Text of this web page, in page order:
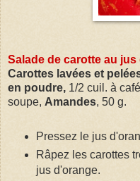
Salade de carotte au
Carottes lavées et
en poudre, 1/2 cuil. à
soupe, Amandes, 50 g.
Pressez le jus
Râpez les carottes
jus d'orange.